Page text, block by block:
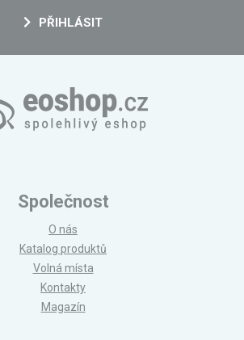
PŘIHLÁSIT
Společnost
O nás
Katalog produktů
Volná místa
Kontakty
Magazín